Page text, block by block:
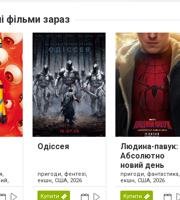
фільми зараз
Одіссея
пригоди, фентезі,
екшн, США, 2026
Купити
Людина-павук:
Абсолютно
новий день
пригоди, фантастика,
екшн, США, 2026
Купити